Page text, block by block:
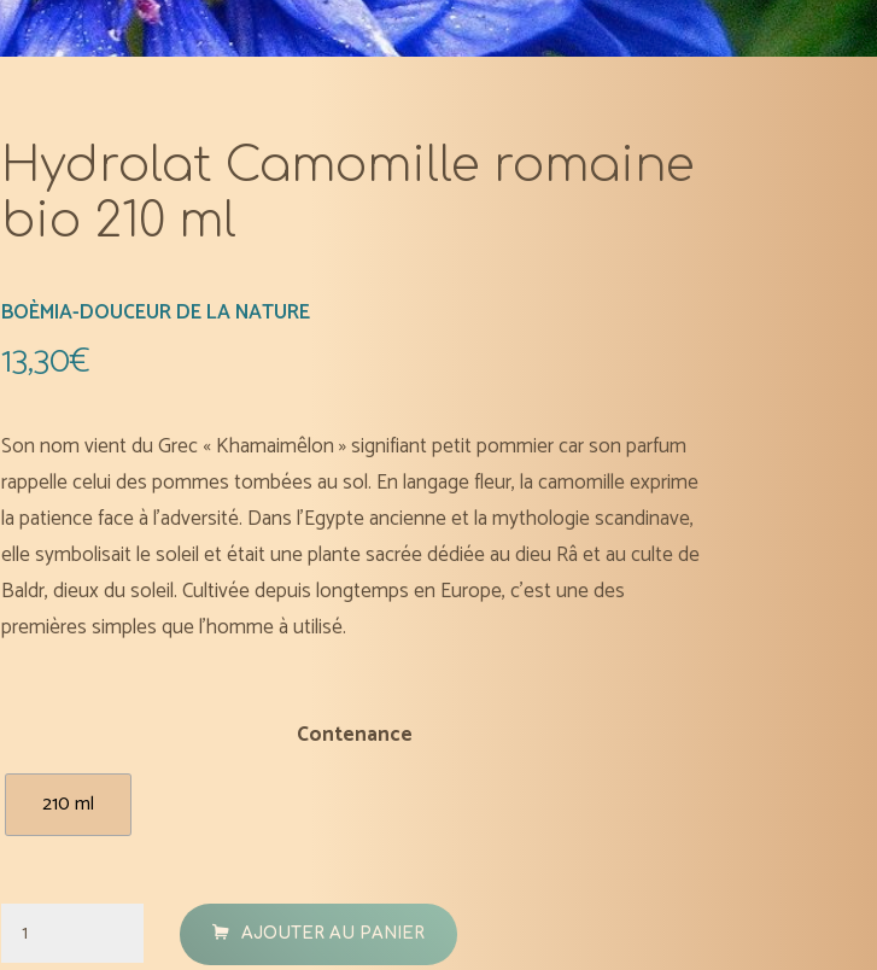
Hydrolat Camomille romaine
bio 210 ml
BOÈMIA-DOUCEUR DE LA NATURE
13,30€
Son nom vient du Grec « Khamaimêlon » signifiant petit pommier car son parfum
rappelle celui des pommes tombées au sol. En langage fleur, la camomille exprime
la patience face à l’adversité. Dans l’Egypte ancienne et la mythologie scandinave,
elle symbolisait le soleil et était une plante sacrée dédiée au dieu Râ et au culte de
Baldr, dieux du soleil. Cultivée depuis longtemps en Europe, c’est une des
premières simples que l’homme à utilisé.
Contenance
210 ml
quantité
de
AJOUTER AU PANIER